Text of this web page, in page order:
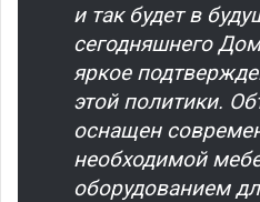
и так будет в
сегодняшнего
яркое
этой политики.
оснащен
необходимой
оборудованием